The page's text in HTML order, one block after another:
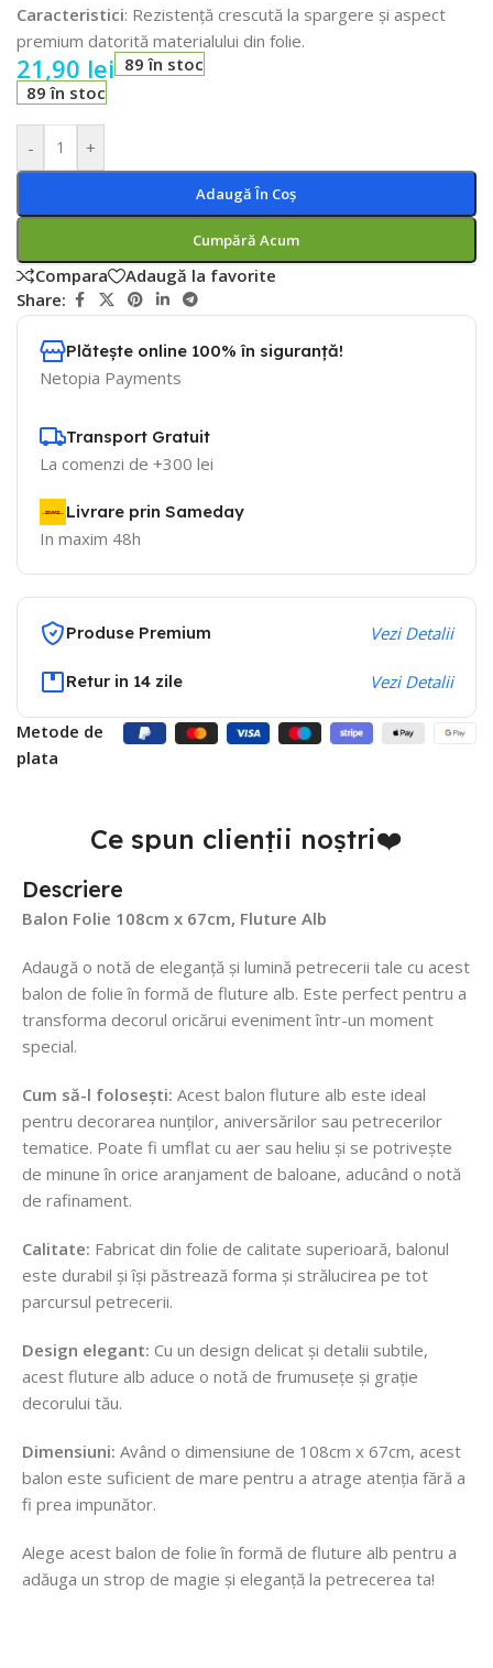
Caracteristici: Rezistență crescută la spargere și aspect
premium datorită materialului din folie.
21,90 lei 89 în stoc
89 în stoc
- +
Adaugă În Coș
Cumpără Acum
Compara
Adaugă la favorite
Share:
Plătește online 100% în siguranță!
Netopia Payments
Transport Gratuit
La comenzi de +300 lei
Livrare prin Sameday
In maxim 48h
Produse Premium Vezi Detalii
Retur in 14 zile Vezi Detalii
Metode de
plata
Ce spun clienții noștri❤️
Descriere
Balon Folie 108cm x 67cm, Fluture Alb
Adaugă o notă de eleganță și lumină petrecerii tale cu acest
balon de folie în formă de fluture alb. Este perfect pentru a
transforma decorul oricărui eveniment într-un moment
special.
Cum să-l folosești: Acest balon fluture alb este ideal
pentru decorarea nunților, aniversărilor sau petrecerilor
tematice. Poate fi umflat cu aer sau heliu și se potrivește
de minune în orice aranjament de baloane, aducând o notă
de rafinament.
Calitate: Fabricat din folie de calitate superioară, balonul
este durabil și își păstrează forma și strălucirea pe tot
parcursul petrecerii.
Design elegant: Cu un design delicat și detalii subtile,
acest fluture alb aduce o notă de frumusețe și grație
decorului tău.
Dimensiuni: Având o dimensiune de 108cm x 67cm, acest
balon este suficient de mare pentru a atrage atenția fără a
fi prea impunător.
Alege acest balon de folie în formă de fluture alb pentru a
adăuga un strop de magie și eleganță la petrecerea ta!